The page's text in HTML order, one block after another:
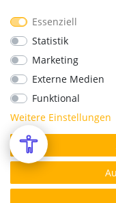
Essenziell
Statistik
Marketing
Externe Medien
Funktional
Weitere Einstellungen
Geprüfte Sicherheit
*Alle Preise
©